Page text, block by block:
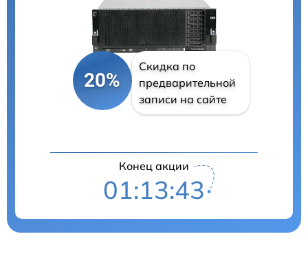
20%
Скидка по
предварительной
записи на сайте
Конец акции
01:13:43